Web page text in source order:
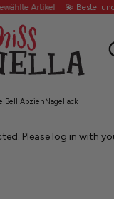
Artikel 💫
Bell AbziehNagellack
Please log in with